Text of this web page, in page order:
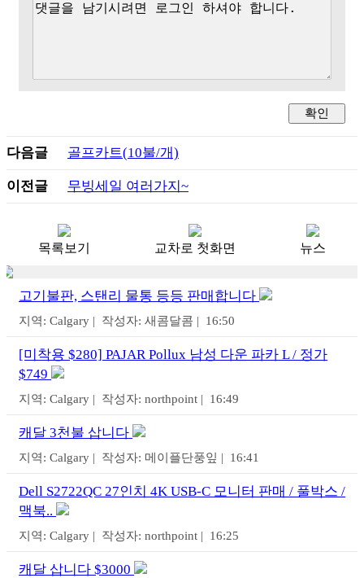
다음글 골프카트(10불/개)
이전글 무빙세일 여러가지~
목록보기 교차로 첫화면 뉴스
고기불판, 스탠리 물통 등등 판매합니다
지역: Calgary | 작성자: 새콤달콤 | 16:50
[미착용 $280] PAJAR Pollux 남성 다운 파카 L / 정가
$749
지역: Calgary | 작성자: northpoint | 16:49
캐달 3천불 삽니다
지역: Calgary | 작성자: 메이플단풍잎 | 16:41
Dell S2722QC 27인치 4K USB-C 모니터 판매 / 풀박스 /
맥북..
지역: Calgary | 작성자: northpoint | 16:25
캐달 삽니다 $3000